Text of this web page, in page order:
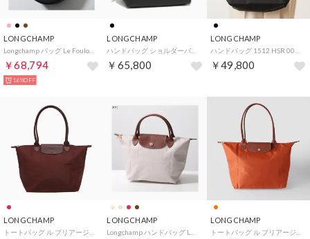
LONGCHAMP
￥68,794
16%OFF
LONGCHAMP
￥65,800
LONGCHAMP
￥49,800
LONGCHAMP LONGCHAMP LONGCHAMP